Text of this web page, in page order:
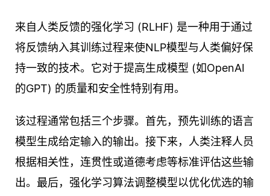
来自人类反馈的强化学习 (RLHF) 是一种用于通过
将反馈纳入其训练过程来使NLP模型与人类偏好保
持一致的技术。它对于提高生成模型 (如OpenAI
的GPT) 的质量和安全性特别有用。
该过程通常包括三个步骤。首先，预先训练的语言
模型生成给定输入的输出。接下来，人类注释人员
根据相关性，连贯性或道德考虑等标准评估这些输
出。最后，强化学习算法调整模型以优化优选的输